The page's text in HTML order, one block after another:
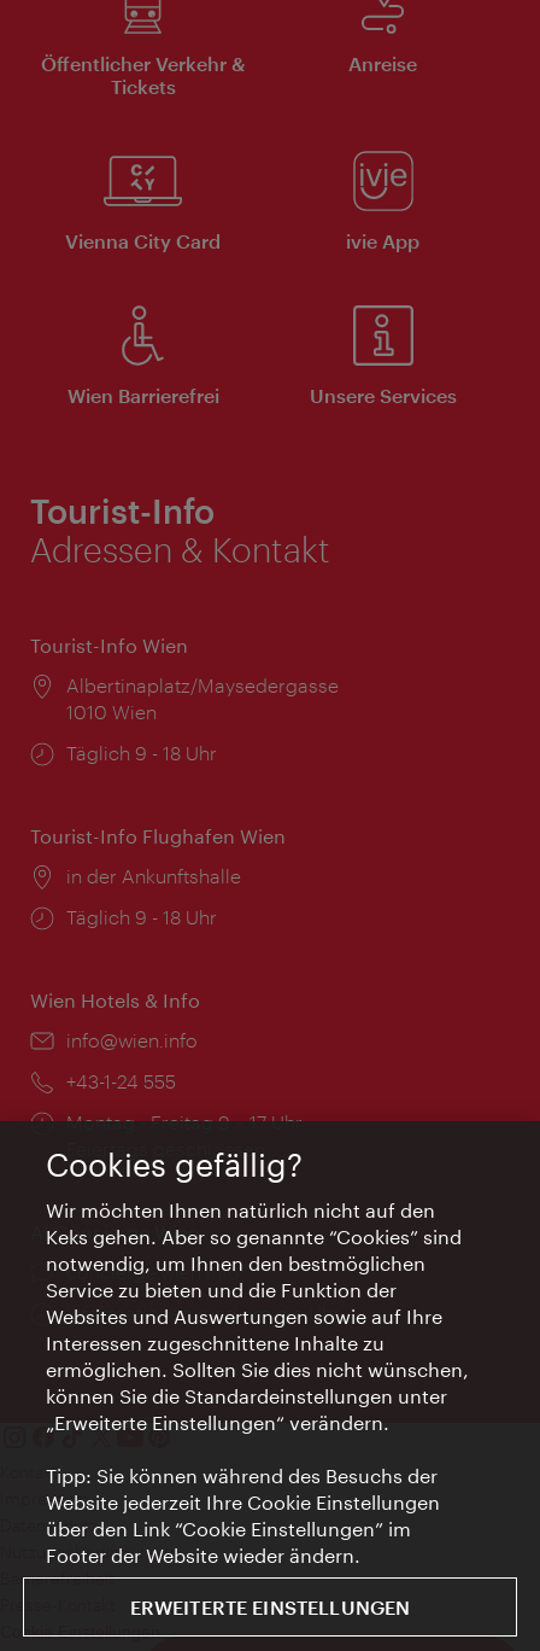
Öffentlicher Verkehr &
Tickets
Anreise
Vienna City Card ivie App
Wien Barrierefrei Unsere Services
Tourist-Info
Adressen & Kontakt
Tourist-Info Wien
Ort:
Albertinaplatz/Maysedergasse
1010 Wien
Öffnungszeiten:
Täglich 9 - 18 Uhr
Tourist-Info Flughafen Wien
Ort:
in der Ankunftshalle
Öffnungszeiten:
Täglich 9 - 18 Uhr
Wien Hotels & Info
Email:
info@wien.info
Telefon:
+43-1-24 555
Öffnungszeiten:
Montag - Freitag 9 – 17 Uhr
Feiertags geschlossen
AI Concierge Wien
Ort:
concierge.wien.info
Öffnungszeiten:
Informationen rund um die Uhr
Kontakt
Impressum
Datenschutz
Nutzungsbedingungen
Barrierefreiheit
Cookie Einstellungen
Cookies gefällig?
Wir möchten Ihnen natürlich nicht auf den
Keks gehen. Aber so genannte “Cookies” sind
notwendig, um Ihnen den bestmöglichen
Service zu bieten und die Funktion der
Websites und Auswertungen sowie auf Ihre
Interessen zugeschnittene Inhalte zu
ermöglichen. Sollten Sie dies nicht wünschen,
können Sie die Standardeinstellungen unter
„Erweiterte Einstellungen“ verändern.
Tipp: Sie können während des Besuchs der
Website jederzeit Ihre Cookie Einstellungen
über den Link “Cookie Einstellungen” im
Footer der Website wieder ändern.
ERWEITERTE EINSTELLUNGEN